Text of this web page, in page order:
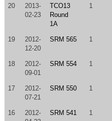
20
2013-
02-23
TCO13
Round
1A
1
19
2012-
12-20
SRM 565 1
18
2012-
09-01
SRM 554 1
17
2012-
07-21
SRM 550 1
16
2012-
SRM 541 1